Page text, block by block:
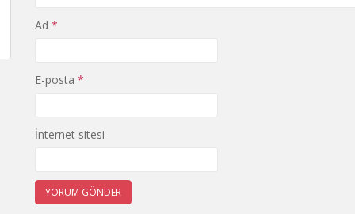
Ad *
E-posta *
İnternet sitesi